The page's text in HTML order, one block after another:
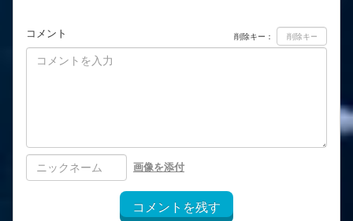
コメント 削除キー：
画像を添付
コメントを残す